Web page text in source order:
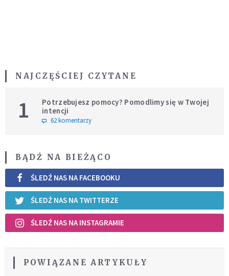
NAJCZĘŚCIEJ CZYTANE
1
Potrzebujesz pomocy? Pomodlimy się w Twojej
intencji
62 komentarzy
BĄDŹ NA BIEŻĄCO
ŚLEDŹ NAS NA FACEBOOKU
ŚLEDŹ NAS NA TWITTERZE
ŚLEDŹ NAS NA INSTAGRAMIE
POWIĄZANE ARTYKUŁY